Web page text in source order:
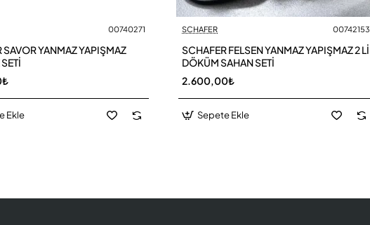
00740271
SAVOR YANMAZ YAPIŞMAZ
Ekle
SCHAFER 00742153
SCHAFER FELSEN YANMAZ YAPIŞMAZ 2 Lİ
DÖKÜM SAHAN SETİ
2.600,00₺
Sepete Ekle